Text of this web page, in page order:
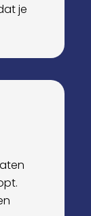
je